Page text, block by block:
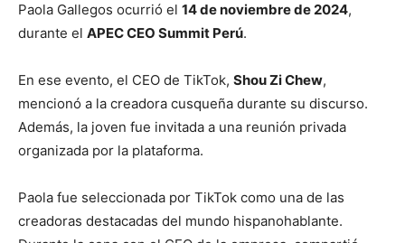
Paola Gallegos ocurrió el 14 de noviembre de 2024,
durante el APEC CEO Summit Perú.
En ese evento, el CEO de TikTok, Shou Zi Chew,
mencionó a la creadora cusqueña durante su discurso.
Además, la joven fue invitada a una reunión privada
organizada por la plataforma.
Paola fue seleccionada por TikTok como una de las
creadoras destacadas del mundo hispanohablante.